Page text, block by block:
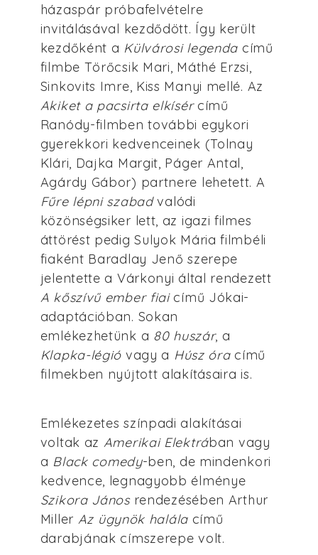
házaspár próbafelvételre
invitálásával kezdődött. Így került
kezdőként a Külvárosi legenda című
filmbe Törőcsik Mari, Máthé Erzsi,
Sinkovits Imre, Kiss Manyi mellé. Az
Akiket a pacsirta elkísércímű
Ranódy-filmben további egykori
gyerekkori kedvenceinek (Tolnay
Klári, Dajka Margit, Páger Antal,
Agárdy Gábor) partnere lehetett. A
Fűre lépni szabadvalódi
közönségsiker lett, az igazi filmes
áttörést pedig Sulyok Mária filmbéli
fiaként Baradlay Jenő szerepe
jelentette a Várkonyi által rendezett
A kőszívű ember fiaicímű Jókai-
adaptációban. Sokan
emlékezhetünk a 80 huszár, a
Klapka-légió vagy a Húsz óracímű
filmekben nyújtott alakításaira is.
Emlékezetes színpadi alakításai
voltak az Amerikai Elektrában vagy
a Black comedy-ben, de mindenkori
kedvence, legnagyobb élménye
Szikora Jánosrendezésében Arthur
Miller Az ügynök halálacímű
darabjának címszerepe volt.